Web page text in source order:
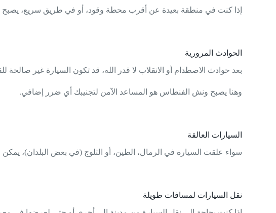
إذا كنت في منطقة بعيدة عن أقرب محطة وقود، أو في طريق سريع، يصبح
الحوادث المرورية
بعد حوادث الاصطدام أو الانقلاب لا قدر الله، قد تكون السيارة غير
وهنا يصبح ونش الفنطاس هو المساعد الآمن لتجنيبك أي ضرر إضافي.
السيارات العالقة
سواء علقت السيارة في الرمال، الطين، أو الثلوج (في بعض البلدان)،
نقل السيارات لمسافات طويلة